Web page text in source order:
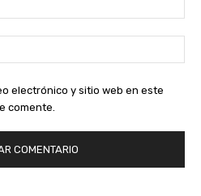
electrónico y sitio web en este
comente.